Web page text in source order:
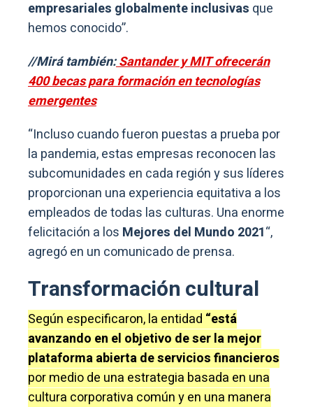
empresariales globalmente inclusivas que
hemos conocido”.
//Mirá también:Santander y MIT ofrecerán
400 becas para formación en tecnologías
emergentes
“Incluso cuando fueron puestas a prueba por
la pandemia, estas empresas reconocen las
subcomunidades en cada región y sus líderes
proporcionan una experiencia equitativa a los
empleados de todas las culturas. Una enorme
felicitación a los Mejores del Mundo 2021“,
agregó en un comunicado de prensa.
Transformación cultural
Según especificaron, la entidad “está
avanzando en el objetivo de ser la mejor
plataforma abierta de servicios financieros
por medio de una estrategia basada en una
cultura corporativa común y en una manera